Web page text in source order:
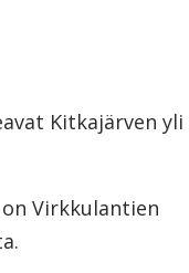
Kitkajärven yli
Virkkulantien